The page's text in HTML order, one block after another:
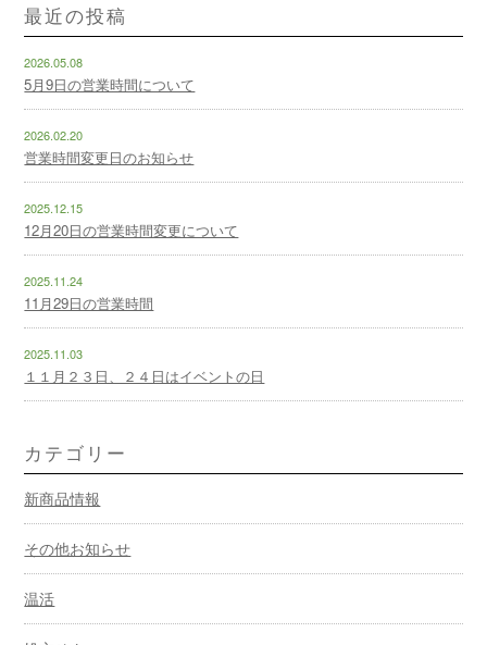
最近の投稿
2026.05.08
5月9日の営業時間について
2026.02.20
営業時間変更日のお知らせ
2025.12.15
12月20日の営業時間変更について
2025.11.24
11月29日の営業時間
2025.11.03
１１月２３日、２４日はイベントの日
カテゴリー
新商品情報
その他お知らせ
温活